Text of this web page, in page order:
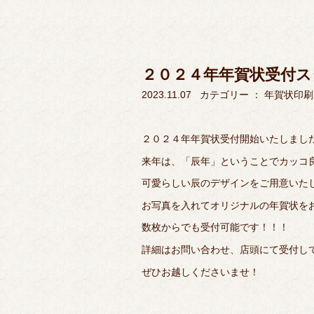
２０２４年年賀状受付
2023.11.07 カテゴリー ： 年賀状印刷
２０２４年年賀状受付開始いたしまし
来年は、「辰年」ということでカッコ
可愛らしい辰のデザインをご用意いた
お写真を入れてオリジナルの年賀状を
数枚からでも受付可能です！！！
詳細はお問い合わせ、店頭にて受付し
ぜひお越しくださいませ！